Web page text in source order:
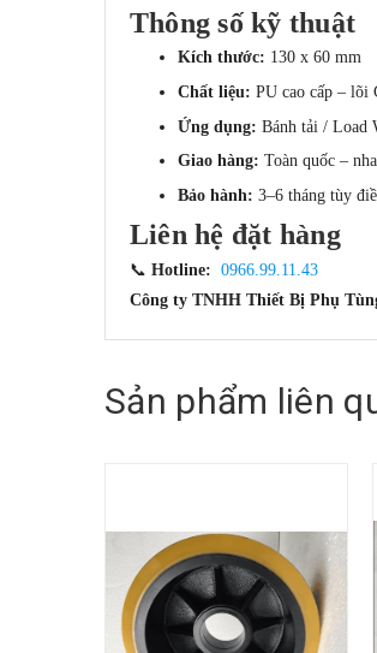
Thông số kỹ thuật
Kích thước: 130 x 60 mm
Chất liệu: PU cao cấp – lõi
Ứng dụng: Bánh tải / Load
Giao hàng: Toàn quốc –
Bảo hành: 3–6 tháng tùy
Liên hệ đặt hàng
📞 Hotline: 0966.99.11.43
Công ty TNHH Thiết Bị Phụ
Sản phẩm liên